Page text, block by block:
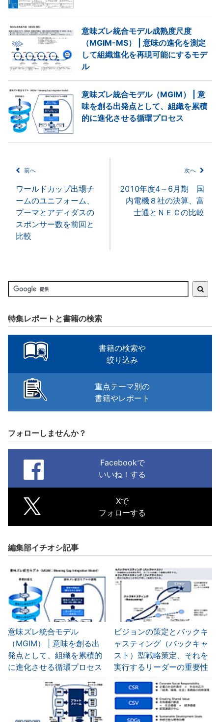
意味ズレ統合モデル成熟度尺度
（MGIM-MS） | 意味の進化を測定
して組織進化を再現可能にするモデ
ル
意味ズレ統合モデル（MGIM） | 意
味を創る出発点として、組織を累積
的に進化させる循環プロセス
前へ
ワールドカップ出場チ
ームのユニフォーム、
プーマとアディダスの
スポンサー数を前回と
比較
次へ
2010年度4～6月期 国
内電機８社の決算、富
士通とＮＥＣの比較
特集レポートと書籍の検索
書籍の検索や
絞り込み
重点テーマ別の
書籍やレポート
フォローしませんか？
Facebookで
いいね！する
Xで
フォローする
編集部イチオシ記事
意味ズレ統合モデル
（MGIM） | 意味を創る出
発点として、組織を累積的
に進化させる循環プロセス
ビジョンの策定とバックキ
ャスティング（バックキャ
スト）型戦略策定、それを
実行するリーダーの重要性